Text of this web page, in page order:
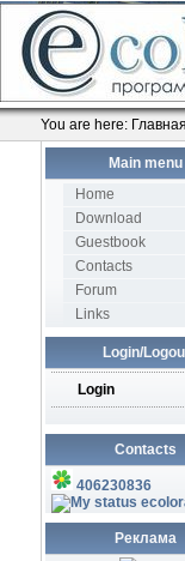
You are here: Главная
Main menu
Home
Download
Guestbook
Contacts
Forum
Links
Login/
Login
Contacts
406230836
Реклама